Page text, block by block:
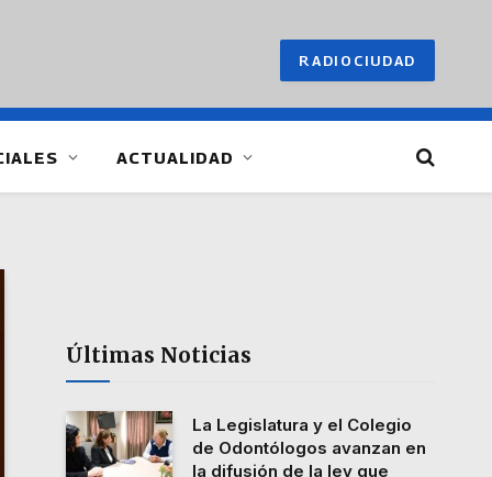
RADIOCIUDAD
ACTUALIDAD
Últimas Noticias
La Legislatura y el Colegio
de Odontólogos avanzan en
la difusión de la ley que